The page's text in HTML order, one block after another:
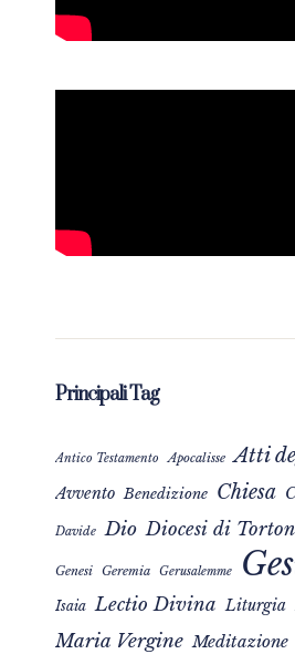
Principali Tag
Antico Testamento Apocalisse Atti
Avvento Benedizione Chiesa
Davide Dio Diocesi di
Genesi Geremia Gerusalemme
Isaia Lectio Divina Liturgia
Maria Vergine Meditazione